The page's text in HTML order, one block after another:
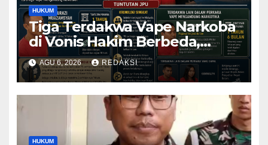
HUKUM
Tiga Terdakwa Vape Narkoba
di Vonis Hakim Berbeda,
Oknum Pegawai Imigrasi
Batam Paling Ringan
AGU 6, 2026 REDAKSI
HUKUM